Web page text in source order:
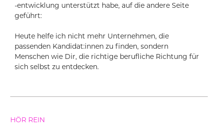
-entwicklung unterstützt habe, auf die andere Seite
geführt:
Heute helfe ich nicht mehr Unternehmen, die
passenden Kandidat:innen zu finden, sondern
Menschen wie Dir, die richtige berufliche Richtung für
sich selbst zu entdecken.
HÖR REIN